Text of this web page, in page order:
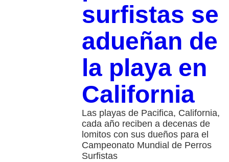
surfistas se
adueñan de
la playa en
California
Las playas de Pacifica, California,
cada año reciben a decenas de
lomitos con sus dueños para el
Campeonato Mundial de Perros
Surfistas